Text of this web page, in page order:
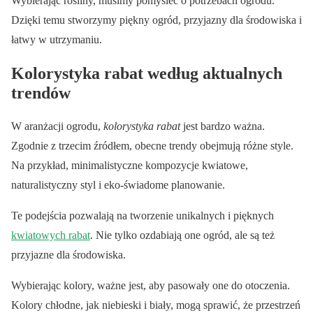
Dzięki temu stworzymy piękny ogród, przyjazny dla środowiska i
łatwy w utrzymaniu.
Kolorystyka rabat według aktualnych
trendów
W aranżacji ogrodu, kolorystyka rabatjest bardzo ważna.
Zgodnie z trzecim źródłem, obecne trendy obejmują różne style.
Na przykład, minimalistyczne kompozycje kwiatowe,
naturalistyczny styl i eko-świadome planowanie.
Te podejścia pozwalają na tworzenie unikalnych i pięknych
kwiatowych rabat. Nie tylko ozdabiają one ogród, ale są też
przyjazne dla środowiska.
Wybierając kolory, ważne jest, aby pasowały one do otoczenia.
Kolory chłodne, jak niebieski i biały, mogą sprawić, że przestrzeń